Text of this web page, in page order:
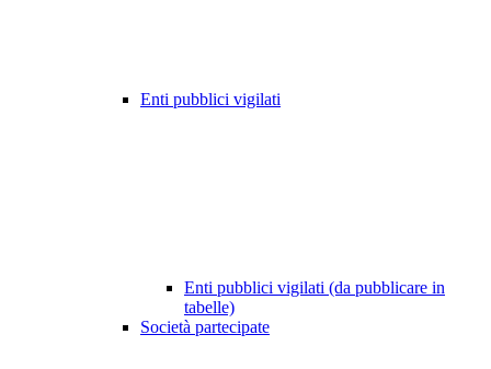
Enti pubblici vigilati
Enti pubblici vigilati (da pubblicare in
tabelle)
Società partecipate